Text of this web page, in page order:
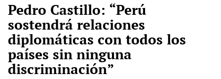
Pedro Castillo: “Perú
sostendrá relaciones
diplomáticas con todos los
países sin ninguna
discriminación”